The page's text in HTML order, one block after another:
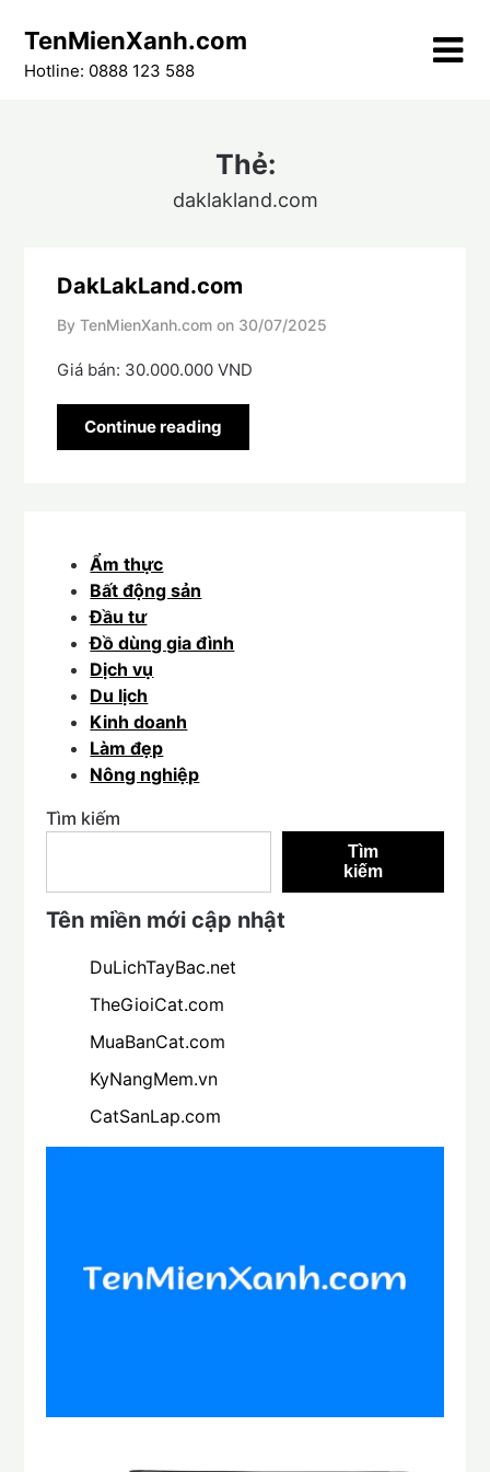
content
TenMienXanh.com
Hotline: 0888 123 588
Thẻ:
daklakland.com
DakLakLand.com
By TenMienXanh.com on 30/07/2025
Giá bán: 30.000.000 VND
Continue reading
Ẩm thực
Bất động sản
Đầu tư
Đồ dùng gia đình
Dịch vụ
Du lịch
Kinh doanh
Làm đẹp
Nông nghiệp
Tìm kiếm
Tìm
kiếm
Tên miền mới cập nhật
DuLichTayBac.net
TheGioiCat.com
MuaBanCat.com
KyNangMem.vn
CatSanLap.com